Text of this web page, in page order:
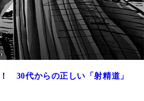
30代からの正しい「射精道」